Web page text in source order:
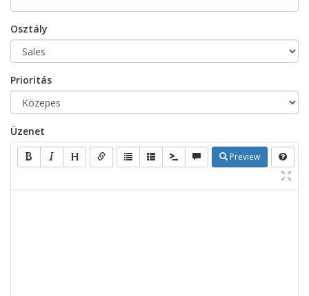
Osztály
Prioritás
Üzenet
Preview